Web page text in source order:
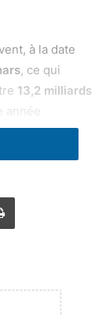
à la date
, ce qui
13,2 milliards
année
Imprimer